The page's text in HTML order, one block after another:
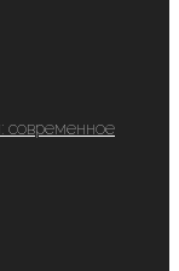
современное